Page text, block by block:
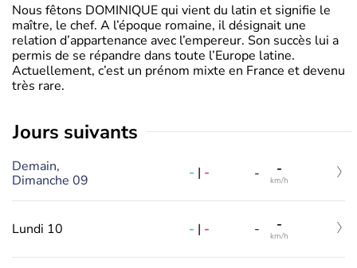
Nous fêtons DOMINIQUE qui vient du latin et signifie le
maître, le chef. A l’époque romaine, il désignait une
relation d’appartenance avec l’empereur. Son succès lui a
permis de se répandre dans toute l’Europe latine.
Actuellement, c’est un prénom mixte en France et devenu
très rare.
jours suivants
Demain,
Dimanche 09
- | - - -
km/h
Lundi 10 - | - - -
km/h